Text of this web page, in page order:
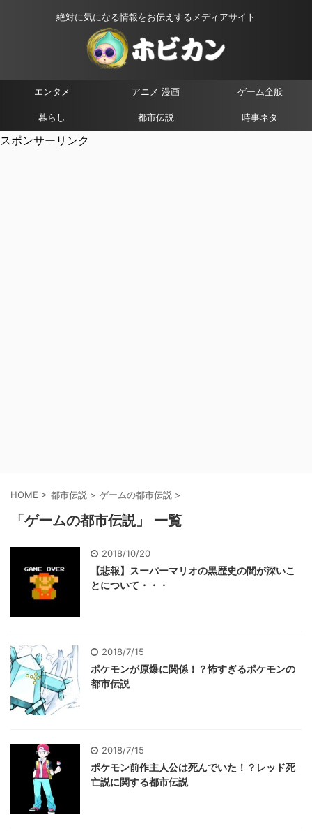
絶対に気になる情報をお伝えするメディアサイト
エンタメ アニメ 漫画 ゲーム全般
暮らし 都市伝説 時事ネタ
スポンサーリンク
HOME > 都市伝説 > ゲームの都市伝説 >
「ゲームの都市伝説」 一覧
2018/10/20
【悲報】スーパーマリオの黒歴史の闇が深いこ
とについて・・・
2018/7/15
ポケモンが原爆に関係！？怖すぎるポケモンの
都市伝説
2018/7/15
ポケモン前作主人公は死んでいた！？レッド死
亡説に関する都市伝説